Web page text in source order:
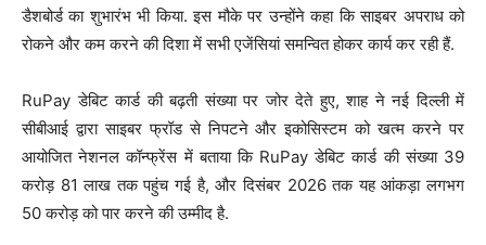
डैशबोर्ड का शुभारंभ भी किया. इस मौके पर उन्होंने कहा कि साइबर अपराध को
रोकने और कम करने की दिशा में सभी एजेंसियां समन्वित होकर कार्य कर रही हैं.
RuPay डेबिट कार्ड की बढ़ती संख्या पर जोर देते हुए, शाह ने नई दिल्ली में
सीबीआई द्वारा साइबर फ्रॉड से निपटने और इकोसिस्टम को खत्म करने पर
आयोजित नेशनल कॉन्फ्रेंस में बताया कि RuPay डेबिट कार्ड की संख्या 39
करोड़ 81 लाख तक पहुंच गई है, और दिसंबर 2026 तक यह आंकड़ा लगभग
50 करोड़ को पार करने की उम्मीद है.